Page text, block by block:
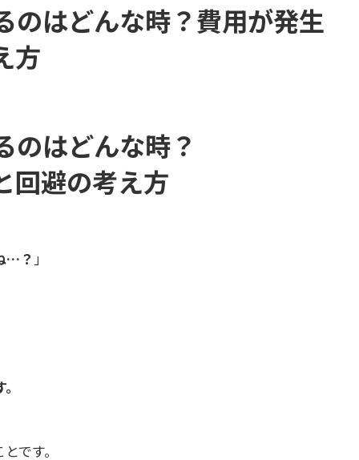
のはどんな時？費用が発生
方
のはどんな時？
回避の考え方
…？ 」
です。